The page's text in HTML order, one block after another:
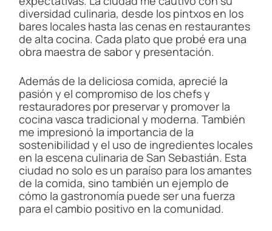
diversidad culinaria, desde los pintxos en los
bares locales hasta las cenas en restaurantes
de alta cocina. Cada plato que probé era una
obra maestra de sabor y presentación.
Además de la deliciosa comida, aprecié la
pasión y el compromiso de los chefs y
restauradores por preservar y promover la
cocina vasca tradicional y moderna. También
me impresionó la importancia de la
sostenibilidad y el uso de ingredientes locales
en la escena culinaria de San Sebastián. Esta
ciudad no solo es un paraíso para los amantes
de la comida, sino también un ejemplo de
cómo la gastronomía puede ser una fuerza
para el cambio positivo en la comunidad.